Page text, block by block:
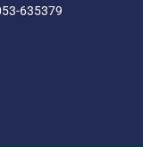
635379